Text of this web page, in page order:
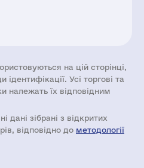
на цій сторінці,
Усі торгові та
належать їх відповідним
дані зібрані з відкритих
відповідно до методології